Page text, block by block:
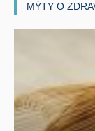
MÝTY O